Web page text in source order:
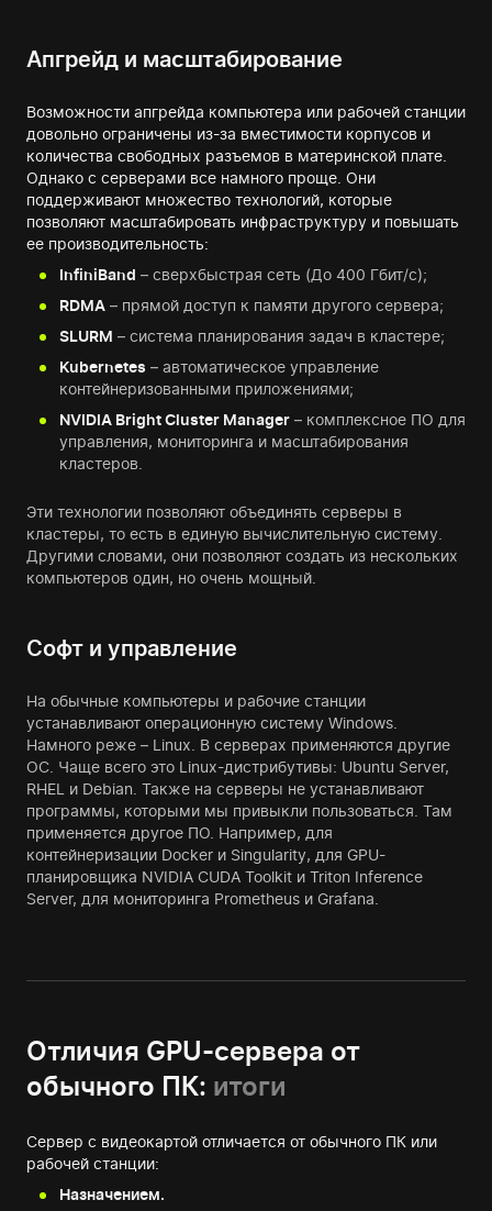
Апгрейд и масштабирование
Возможности апгрейда компьютера или рабочей станции
довольно ограничены из-за вместимости корпусов и
количества свободных разъемов в материнской плате.
Однако с серверами все намного проще. Они
поддерживают множество технологий, которые
позволяют масштабировать инфраструктуру и повышать
ее производительность:
InfiniBand – сверхбыстрая сеть (До 400 Гбит/с);
RDMA – прямой доступ к памяти другого сервера;
SLURM – система планирования задач в кластере;
Kubernetes – автоматическое управление
контейнеризованными приложениями;
NVIDIA Bright Cluster Manager – комплексное ПО для
управления, мониторинга и масштабирования
кластеров.
Эти технологии позволяют объединять серверы в
кластеры, то есть в единую вычислительную систему.
Другими словами, они позволяют создать из нескольких
компьютеров один, но очень мощный.
Софт и управление
На обычные компьютеры и рабочие станции
устанавливают операционную систему Windows.
Намного реже – Linux. В серверах применяются другие
ОС. Чаще всего это Linux-дистрибутивы: Ubuntu Server,
RHEL и Debian. Также на серверы не устанавливают
программы, которыми мы привыкли пользоваться. Там
применяется другое ПО. Например, для
контейнеризации Docker и Singularity, для GPU-
планировщика NVIDIA CUDA Toolkit и Triton Inference
Server, для мониторинга Prometheus и Grafana.
Отличия GPU-сервера от
обычного ПК: итоги
Сервер с видеокартой отличается от обычного ПК или
рабочей станции:
Назначением.